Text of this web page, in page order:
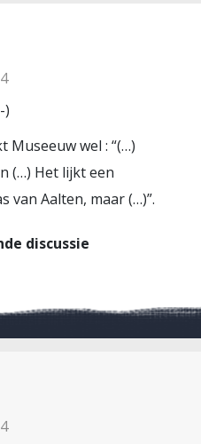
)
Museeuw wel : “(…)
(…) Het lijkt een
van Aalten, maar (…)”.
discussie